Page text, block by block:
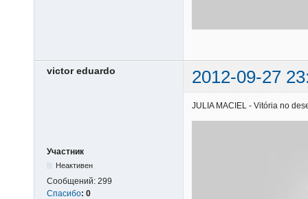
victor eduardo 2012-09-27
Участник
Неактивен
Сообщений: 299
Спасибо: 0
JULIA MACIEL - Vitória no